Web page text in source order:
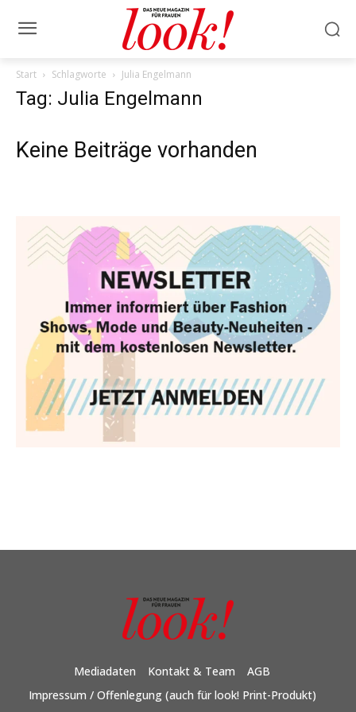
Start Schlagworte Julia Engelmann
Tag: Julia Engelmann
Keine Beiträge vorhanden
Mediadaten Kontakt & Team
AGB
Impressum / Offenlegung (auch für look! Print-Produkt)